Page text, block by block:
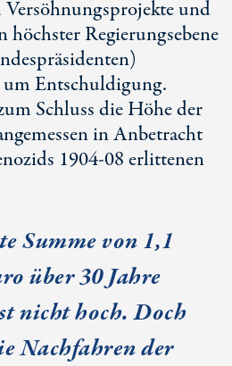
und
Regierungsebene
Entschuldigung.
Schluss die Höhe der
in Anbetracht
1904-08 erlittenen
Summe von 1,1
über 30 Jahre
nicht hoch. Doch
Nachfahren der